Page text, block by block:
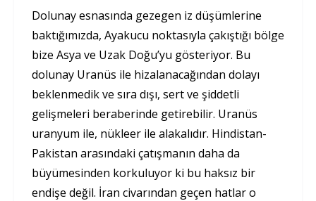
Dolunay esnasında gezegen iz düşümlerine
baktığımızda, Ayakucu noktasıyla çakıştığı bölge
bize Asya ve Uzak Doğu’yu gösteriyor. Bu
dolunay Uranüs ile hizalanacağından dolayı
beklenmedik ve sıra dışı, sert ve şiddetli
gelişmeleri beraberinde getirebilir. Uranüs
uranyum ile, nükleer ile alakalıdır. Hindistan-
Pakistan arasındaki çatışmanın daha da
büyümesinden korkuluyor ki bu haksız bir
endişe değil. İran civarından geçen hatlar o